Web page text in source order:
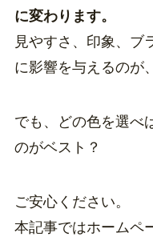
に変わります。
見やすさ、印象、ブ
に影響を与えるのが
でも、どの色を選べ
のがベスト？
ご安心ください。
本記事ではホームペ